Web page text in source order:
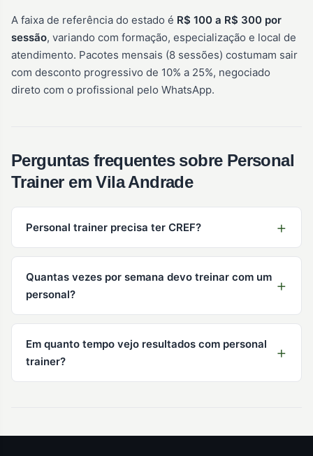
A faixa de referência do estado é R$ 100 a R$ 300 por
sessão, variando com formação, especialização e local de
atendimento. Pacotes mensais (8 sessões) costumam sair
com desconto progressivo de 10% a 25%, negociado
direto com o profissional pelo WhatsApp.
Perguntas frequentes sobre Personal
Trainer em Vila Andrade
Personal trainer precisa ter CREF?
Quantas vezes por semana devo treinar com um
personal?
Em quanto tempo vejo resultados com personal
trainer?